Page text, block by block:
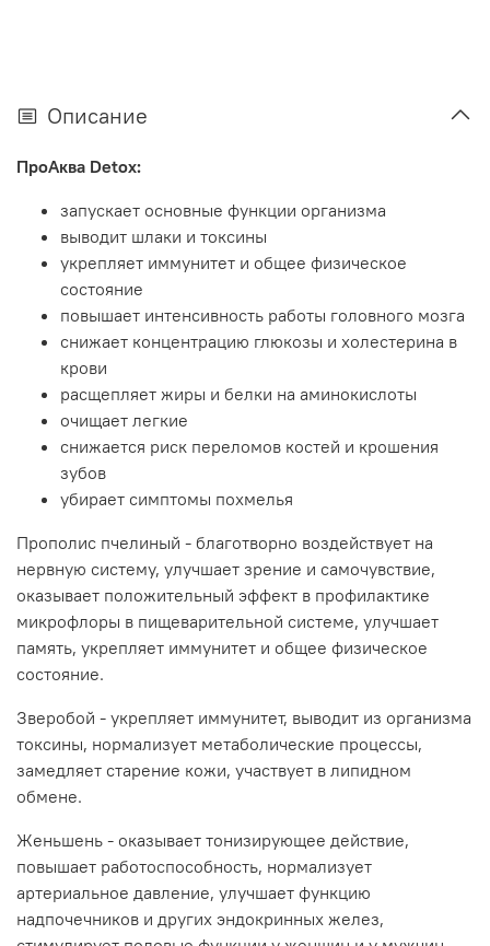
Описание
ПроАква Detox:
запускает основные функции организма
выводит шлаки и токсины
укрепляет иммунитет и общее физическое
состояние
повышает интенсивность работы головного мозга
снижает концентрацию глюкозы и холестерина в
крови
расщепляет жиры и белки на аминокислоты
очищает легкие
снижается риск переломов костей и крошения
зубов
убирает симптомы похмелья
Прополис пчелиный - благотворно воздействует на
нервную систему, улучшает зрение и самочувствие,
оказывает положительный эффект в профилактике
микрофлоры в пищеварительной системе, улучшает
память, укрепляет иммунитет и общее физическое
состояние.
Зверобой - укрепляет иммунитет, выводит из организма
токсины, нормализует метаболические процессы,
замедляет старение кожи, участвует в липидном
обмене.
Женьшень - оказывает тонизирующее действие,
повышает работоспособность, нормализует
артериальное давление, улучшает функцию
надпочечников и других эндокринных желез,